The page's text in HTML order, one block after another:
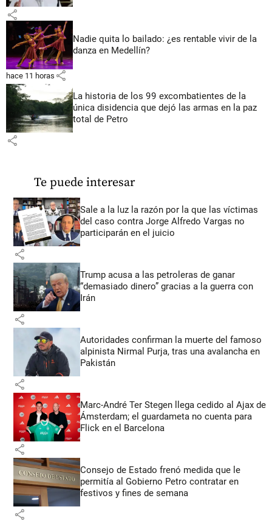
share
Nadie quita lo bailado: ¿es rentable vivir de la
danza en Medellín?
hace 11 horas share
La historia de los 99 excombatientes de la
única disidencia que dejó las armas en la paz
total de Petro
share
Te puede interesar
Sale a la luz la razón por la que las víctimas
del caso contra Jorge Alfredo Vargas no
participarán en el juicio
share
Trump acusa a las petroleras de ganar
“demasiado dinero” gracias a la guerra con
Irán
share
Autoridades confirman la muerte del famoso
alpinista Nirmal Purja, tras una avalancha en
Pakistán
share
Marc-André Ter Stegen llega cedido al Ajax de
Ámsterdam; el guardameta no cuenta para
Flick en el Barcelona
share
Consejo de Estado frenó medida que le
permitía al Gobierno Petro contratar en
festivos y fines de semana
share